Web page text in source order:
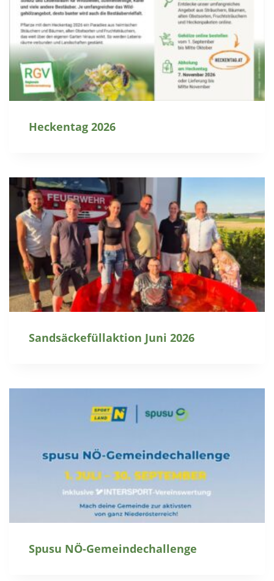
Heckentag 2026
Sandsäckefüllaktion Juni 2026
Spusu NÖ-Gemeindechallenge